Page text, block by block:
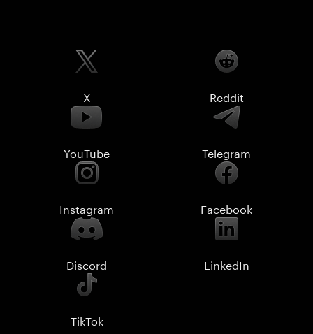
X Reddit
YouTube Telegram
Instagram Facebook
Discord LinkedIn
TikTok